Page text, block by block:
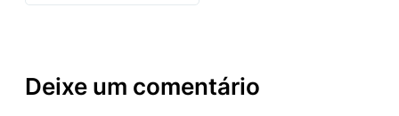
Deixe um comentário